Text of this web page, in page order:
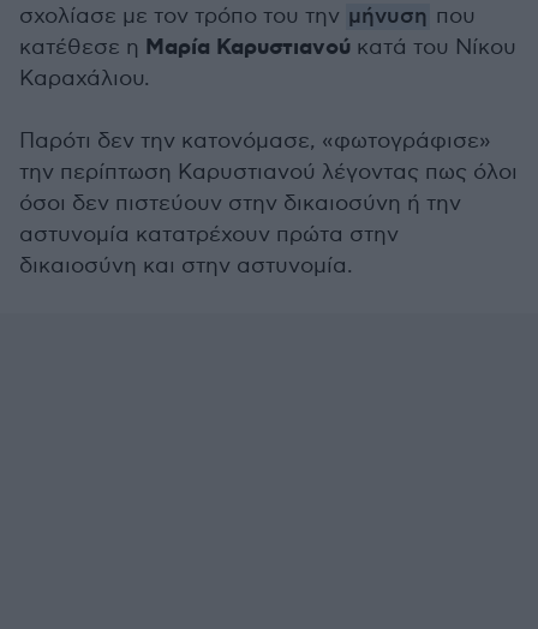
σχολίασε με τον τρόπο του την μήνυση που
κατέθεσε η Μαρία Καρυστιανού κατά του Νίκου
Καραχάλιου.
Παρότι δεν την κατονόμασε, «φωτογράφισε»
την περίπτωση Καρυστιανού λέγοντας πως όλοι
όσοι δεν πιστεύουν στην δικαιοσύνη ή την
αστυνομία κατατρέχουν πρώτα στην
δικαιοσύνη και στην αστυνομία.